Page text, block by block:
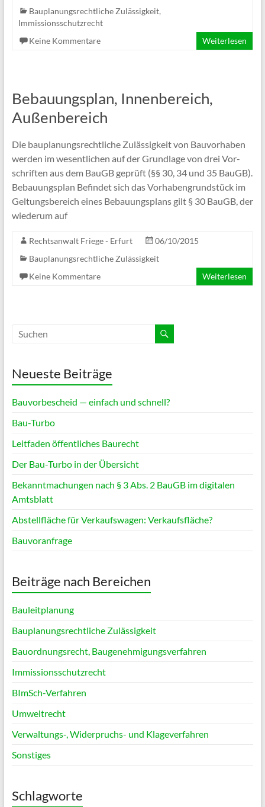
Bauplanungsrechtliche Zulässigkeit,
Immissionsschutzrecht
Keine Kommentare
Weiterlesen
Bebauungsplan, Innenbereich,
Außenbereich
Die bau­pla­nungs­recht­li­che Zuläs­sig­keit von Bau­vor­ha­ben
wer­den im wesent­li­chen auf der Grund­lage von drei Vor­
schrif­ten aus dem BauGB geprüft (§§ 30, 34 und 35 BauGB).
Bebau­ungs­plan Befin­det sich das Vor­ha­ben­grund­stück im
Gel­tungs­be­reich eines Bebau­ungs­plans gilt § 30 BauGB, der
wie­derum auf
Rechtsanwalt Friege - Erfurt
06/10/2015
Bauplanungsrechtliche Zulässigkeit
Keine Kommentare
Weiterlesen
Neueste Beiträge
Bauvorbescheid — einfach und schnell?
Bau-Turbo
Leitfaden öffentliches Baurecht
Der Bau-Turbo in der Übersicht
Bekanntmachungen nach § 3 Abs. 2 BauGB im digitalen
Amtsblatt
Abstellfläche für Verkaufswagen: Verkaufsfläche?
Bauvoranfrage
Beiträge nach Bereichen
Bauleitplanung
Bauplanungsrechtliche Zulässigkeit
Bauordnungsrecht, Baugenehmigungsverfahren
Immissionsschutzrecht
BImSch-Verfahren
Umweltrecht
Verwaltungs‑, Widerpruchs- und Klageverfahren
Sonstiges
Schlagworte